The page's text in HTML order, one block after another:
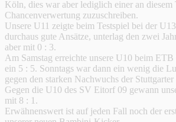
Köln, dies war aber lediglich einer an diesem
Chancenverwertung zuzuschreiben.
Unsere U11 zeigte beim Testspiel bei der
durchaus gute Ansätze, unterlag den zwei
aber mit 0 : 3.
Am Samstag erreichte unsere U10 beim
ein 5 : 5. Sonntags war dann ein wenig die
gegen den starken Nachwuchs der
Gegen die U10 des SV Eitorf 09 gewann
mit 8 : 1.
Erwähnenswert ist auf jeden Fall noch der